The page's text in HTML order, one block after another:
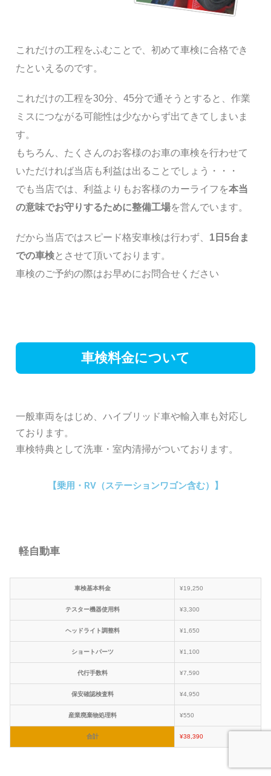
これだけの工程をふむことで、初めて車検に合格でき
たといえるのです。
これだけの工程を30分、45分で通そうとすると、作業
ミスにつながる可能性は少なからず出てきてしまいま
す。
もちろん、たくさんのお客様のお車の車検を行わせて
いただければ当店も利益は出ることでしょう・・・
でも当店では、利益よりもお客様のカーライフを本当
の意味でお守りするために整備工場を営んでいます。
だから当店ではスピード格安車検は行わず、 1日5台ま
での車検とさせて頂いております。
車検のご予約の際はお早めにお問合せください
車検料金について
一般車両をはじめ、ハイブリッド車や輸入車も対応し
ております。
車検特典として洗車・室内清掃がついております。
【乗用・RV（ステーションワゴン含む）】
軽自動車
車検基本料金 ¥19,250
テスター機器使用料 ¥3,300
ヘッドライト調整料 ¥1,650
ショートパーツ ¥1,100
代行手数料 ¥7,590
保安確認検査料 ¥4,950
産業廃棄物処理料 ¥550
合計 ¥38,390